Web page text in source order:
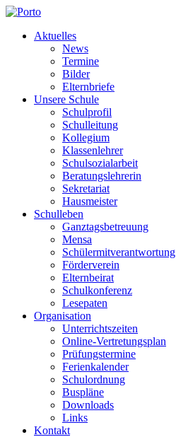
Aktuelles
News
Termine
Bilder
Elternbriefe
Unsere Schule
Schulprofil
Schulleitung
Kollegium
Klassenlehrer
Schulsozialarbeit
Beratungslehrerin
Sekretariat
Hausmeister
Schulleben
Ganztagsbetreuung
Mensa
Schülermitverantwortung
Förderverein
Elternbeirat
Schulkonferenz
Lesepaten
Organisation
Unterrichtszeiten
Online-Vertretungsplan
Prüfungstermine
Ferienkalender
Schulordnung
Buspläne
Downloads
Links
Kontakt